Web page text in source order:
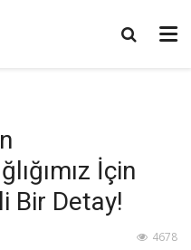
İçin
Bir Detay!
4678